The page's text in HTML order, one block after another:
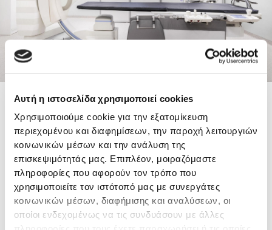
Αυτή η ιστοσελίδα χρησιμοποιεί cookies
Χρησιμοποιούμε cookie για την εξατομίκευση
περιεχομένου και διαφημίσεων, την παροχή λειτουργιών
κοινωνικών μέσων και την ανάλυση της
επισκεψιμότητάς μας. Επιπλέον, μοιραζόμαστε
πληροφορίες που αφορούν τον τρόπο που
χρησιμοποιείτε τον ιστότοπό μας με συνεργάτες
κοινωνικών μέσων, διαφήμισης και αναλύσεων, οι
οποίοι ενδεχομένως να τις συνδυάσουν με άλλες
ΤΜΗΜΑ
Επιστημονικά Υπεύθυνη
Καρδιολογικού Τμήματος:
Τζουλιέτα Σεβαστίδου
Καρδιολογικό
Τζουλιέτα Σεβαστίδου
Καρδιολόγος
Επιστημονικά Υπεύθυνη
Καρδιολογικού Τμήματος